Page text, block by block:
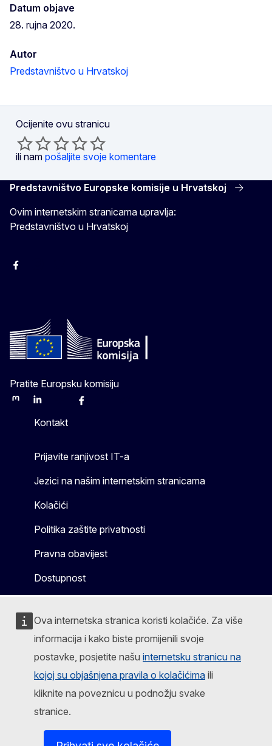
Ova internetska stranica koristi kolačiće. Za više
informacija i kako biste promijenili svoje
postavke, posjetite našu internetsku stranicu na
kojoj su objašnjena pravila o kolačićima ili
kliknite na poveznicu u podnožju svake
stranice.
Datum objave
28. rujna 2020.
Autor
Predstavništvo u Hrvatskoj
Ocijenite ovu stranicu
ili nam pošaljite svoje komentare
Predstavništvo Europske komisije u Hrvatskoj
Ovim internetskim stranicama upravlja:
Predstavništvo u Hrvatskoj
Facebook
Pratite Europsku komisiju
MastodonLinkedInBlueskyFacebook
Kontakt
Prijavite ranjivost IT-a
Jezici na našim internetskim stranicama
Kolačići
Politika zaštite privatnosti
Pravna obavijest
Dostupnost